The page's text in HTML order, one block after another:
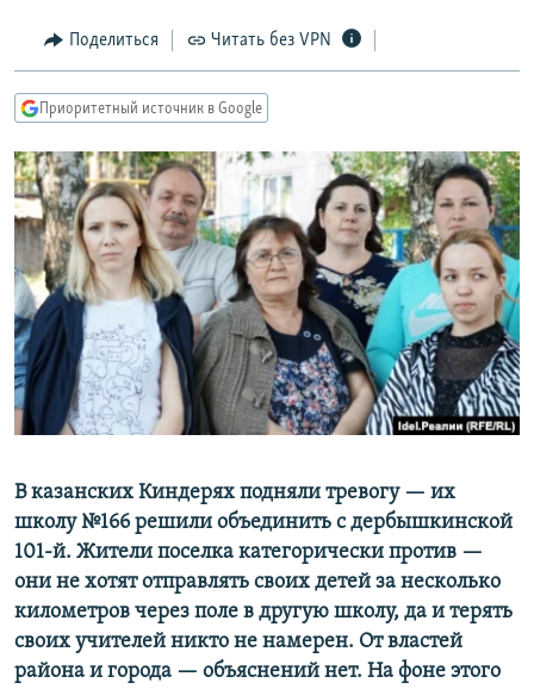
навигации
Вернутся
IDEL.РЕАЛИИ
КАВКАЗ.РЕАЛИИ
СИБИРЬ.РЕАЛИИ
РАСПИСАНИЕ ВЕЩАНИЯ
ПОДПИШИТЕСЬ НА РАССЫЛКУ
СОЦИАЛЬНЫЕ СЕТИ
Все сайты РСЕ/РС
Поделиться Читать без VPN
Приоритетный источник в Google
В казанских Киндерях подняли тревогу — их
школу №166 решили объединить с дербышкинской
101-й. Жители поселка категорически против —
они не хотят отправлять своих детей за несколько
километров через поле в другую школу, да и терять
своих учителей никто не намерен. От властей
района и города — объяснений нет. На фоне этого